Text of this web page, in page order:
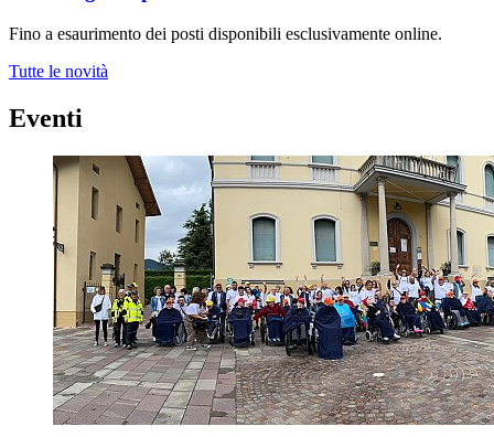
Fino a esaurimento dei posti disponibili esclusivamente online.
Tutte le novità
Eventi